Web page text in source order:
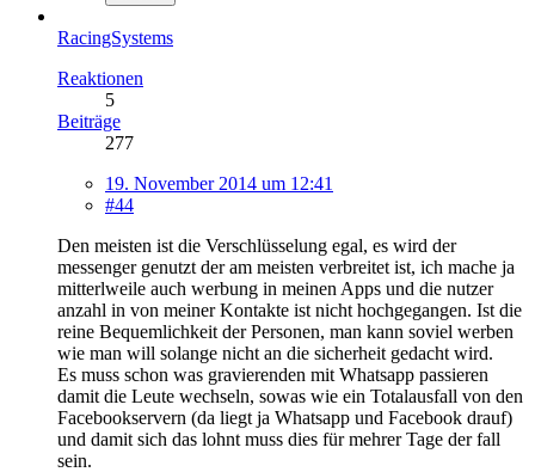
RacingSystems
Reaktionen
5
Beiträge
277
19. November 2014 um 12:41
#44
Den meisten ist die Verschlüsselung egal, es wird der
messenger genutzt der am meisten verbreitet ist, ich mache ja
mitterlweile auch werbung in meinen Apps und die nutzer
anzahl in von meiner Kontakte ist nicht hochgegangen. Ist die
reine Bequemlichkeit der Personen, man kann soviel werben
wie man will solange nicht an die sicherheit gedacht wird.
Es muss schon was gravierenden mit Whatsapp passieren
damit die Leute wechseln, sowas wie ein Totalausfall von den
Facebookservern (da liegt ja Whatsapp und Facebook drauf)
und damit sich das lohnt muss dies für mehrer Tage der fall
sein.